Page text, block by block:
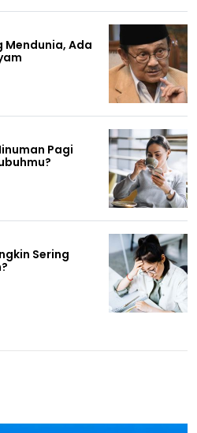
Mendunia, Ada
Pagi
Sering